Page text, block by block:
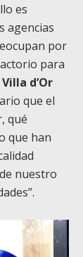
es
agencias
por
para
d’Or
que el
qué
que han
nuestro